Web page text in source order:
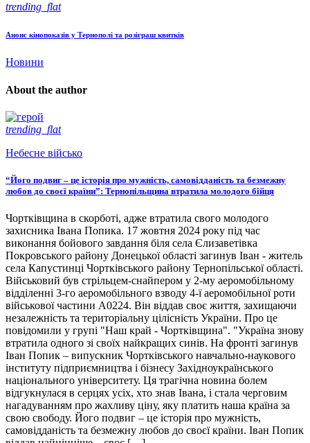
trending_flat
Анонс кінопоказів у Тернополі та розіграш квитків
Новини
About the author
trending_flat
Небесне військо
“Його подвиг – це історія про мужність, самовідданість та безмежну
любов до своєї країни”: Тернопільщина втратила молодого бійця
Чортківщина в скорботі, адже втратила свого молодого
захисника Івана Попика. 17 жовтня 2024 року під час
виконання бойового завдання біля села Єлизаветівка
Покровського району Донецької області загинув Іван - житель
села Капустинці Чортківського району Тернопільської області.
Військовий був стрільцем-снайпером у 2-му аеромобільному
відділенні 3-го аеромобільного взводу 4-ї аеромобільної роти
військової частини А0224. Він віддав своє життя, захищаючи
незалежність та територіальну цілісність України. Про це
повідомили у групі "Наш край - Чортківщина". "Україна знову
втратила одного зі своїх найкращих синів. На фронті загинув
Іван Попик – випускник Чортківського навчально-наукового
інституту підприємництва і бізнесу Західноукраїнського
національного університету. Ця трагічна новина болем
відгукнулася в серцях усіх, хто знав Івана, і стала черговим
нагадуванням про жахливу ціну, яку платить наша країна за
свою свободу. Його подвиг – це історія про мужність,
самовідданість та безмежну любов до своєї країни. Іван Попик